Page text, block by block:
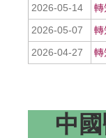
2026-05-14
轉
2026-05-07
轉
2026-04-27
轉
中